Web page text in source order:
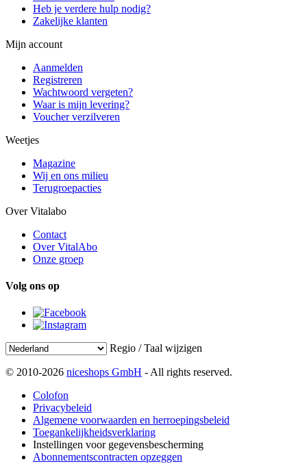
Heb je verdere hulp nodig?
Zakelijke klanten
Mijn account
Aanmelden
Registreren
Wachtwoord vergeten?
Waar is mijn levering?
Voucher verzilveren
Weetjes
Magazine
Wij en ons milieu
Terugroepacties
Over Vitalabo
Contact
Over VitalAbo
Onze groep
Volg ons op
Regio / Taal wijzigen
© 2010-2026 niceshops GmbH - All rights reserved.
Colofon
Privacybeleid
Algemene voorwaarden en herroepingsbeleid
Toegankelijkheidsverklaring
Instellingen voor gegevensbescherming
Abonnementscontracten opzeggen